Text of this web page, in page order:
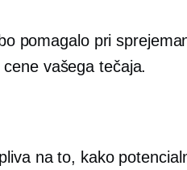
pomagalo pri
vašega tečaja.
na to, kako